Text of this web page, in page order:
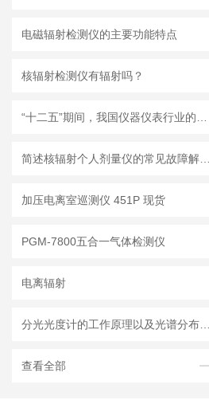
电磁辐射检测仪的主要功能特点
核辐射检测仪有辐射吗？
加压电离室巡测仪 451P 现货
PGM-7800五合一气体检测仪
电离辐射
查看全部